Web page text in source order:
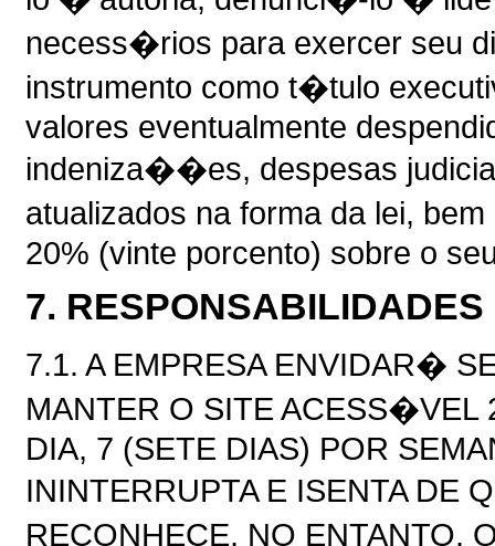
necess�rios para exercer seu
instrumento como t�tulo
valores eventualmente
indeniza��es, despesas
atualizados na forma da lei,
20% (vinte porcento) sobre o
7.
7.1. A EMPRESA ENVIDAR�
MANTER O SITE ACESS�VEL
DIA, 7 (SETE DIAS) POR
ININTERRUPTA E ISENTA DE
RECONHECE, NO ENTANTO,